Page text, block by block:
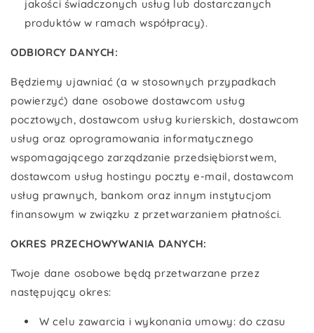
jakości świadczonych usług lub dostarczanych
produktów w ramach współpracy).
ODBIORCY DANYCH:
Będziemy ujawniać (a w stosownych przypadkach
powierzyć) dane osobowe dostawcom usług
pocztowych, dostawcom usług kurierskich, dostawcom
usług oraz oprogramowania informatycznego
wspomagającego zarządzanie przedsiębiorstwem,
dostawcom usług hostingu poczty e-mail, dostawcom
usług prawnych, bankom oraz innym instytucjom
finansowym w związku z przetwarzaniem płatności.
OKRES PRZECHOWYWANIA DANYCH:
Twoje dane osobowe będą przetwarzane przez
następujący okres:
W celu zawarcia i wykonania umowy: do czasu